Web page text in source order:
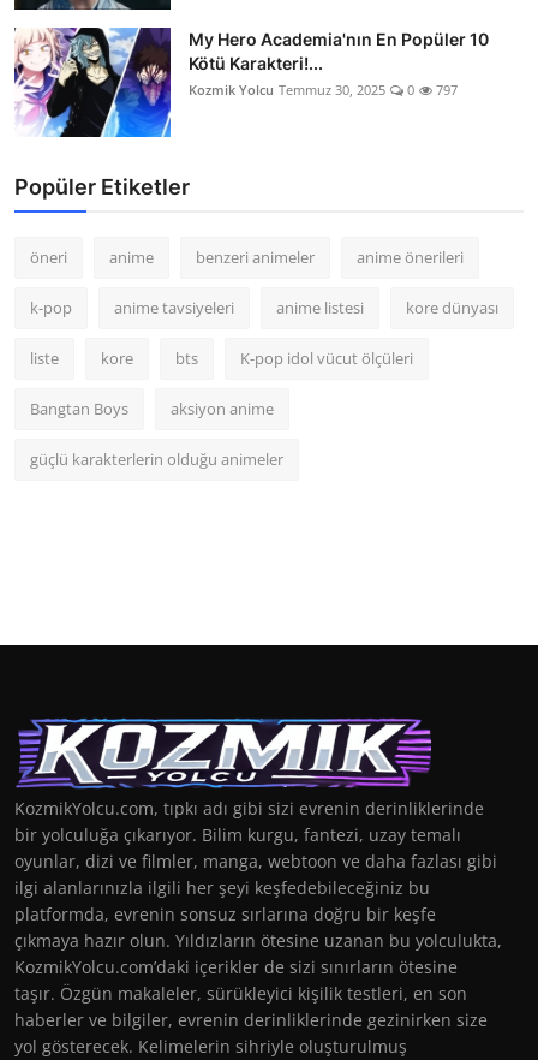
My Hero Academia'nın En Popüler 10
Kötü Karakteri!...
Kozmik Yolcu Temmuz 30, 2025 0 797
Popüler Etiketler
öneri anime benzeri animeler anime önerileri
k-pop anime tavsiyeleri anime listesi kore dünyası
liste kore bts K-pop idol vücut ölçüleri
Bangtan Boys aksiyon anime
güçlü karakterlerin olduğu animeler
KozmikYolcu.com, tıpkı adı gibi sizi evrenin derinliklerinde
bir yolculuğa çıkarıyor. Bilim kurgu, fantezi, uzay temalı
oyunlar, dizi ve filmler, manga, webtoon ve daha fazlası gibi
ilgi alanlarınızla ilgili her şeyi keşfedebileceğiniz bu
platformda, evrenin sonsuz sırlarına doğru bir keşfe
çıkmaya hazır olun. Yıldızların ötesine uzanan bu yolculukta,
KozmikYolcu.com’daki içerikler de sizi sınırların ötesine
taşır. Özgün makaleler, sürükleyici kişilik testleri, en son
haberler ve bilgiler, evrenin derinliklerinde gezinirken size
yol gösterecek. Kelimelerin sihriyle oluşturulmuş